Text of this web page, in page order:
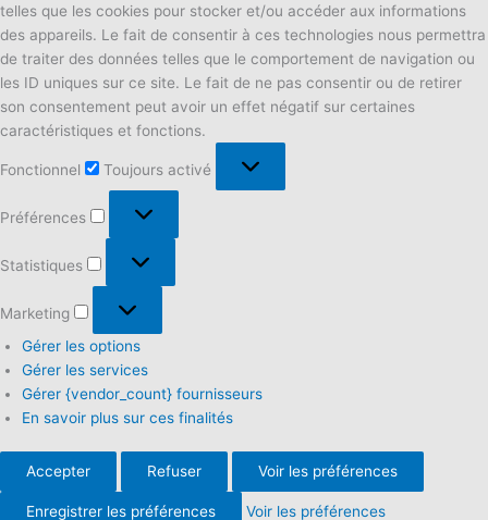
telles que les cookies pour stocker et/ou accéder aux informations
des appareils. Le fait de consentir à ces technologies nous permettra
de traiter des données telles que le comportement de navigation ou
les ID uniques sur ce site. Le fait de ne pas consentir ou de retirer
son consentement peut avoir un effet négatif sur certaines
caractéristiques et fonctions.
Fonctionnel
Toujours activé
Préférences
Statistiques
Marketing
Gérer les options
Gérer les services
Gérer {vendor_count} fournisseurs
En savoir plus sur ces finalités
Accepter Refuser Voir les préférences
Enregistrer les préférences Voir les préférences